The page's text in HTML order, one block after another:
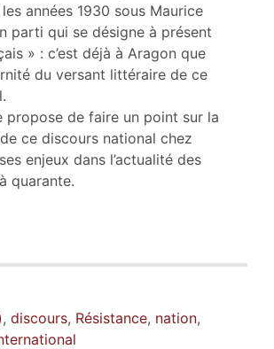
années 1930 sous Maurice
parti qui se désigne à présent
» : c’est déjà à Aragon que
du versant littéraire de ce
propose de faire un point sur la
ce discours national chez
enjeux dans l’actualité des
quarante.
, discours, Résistance, nation,